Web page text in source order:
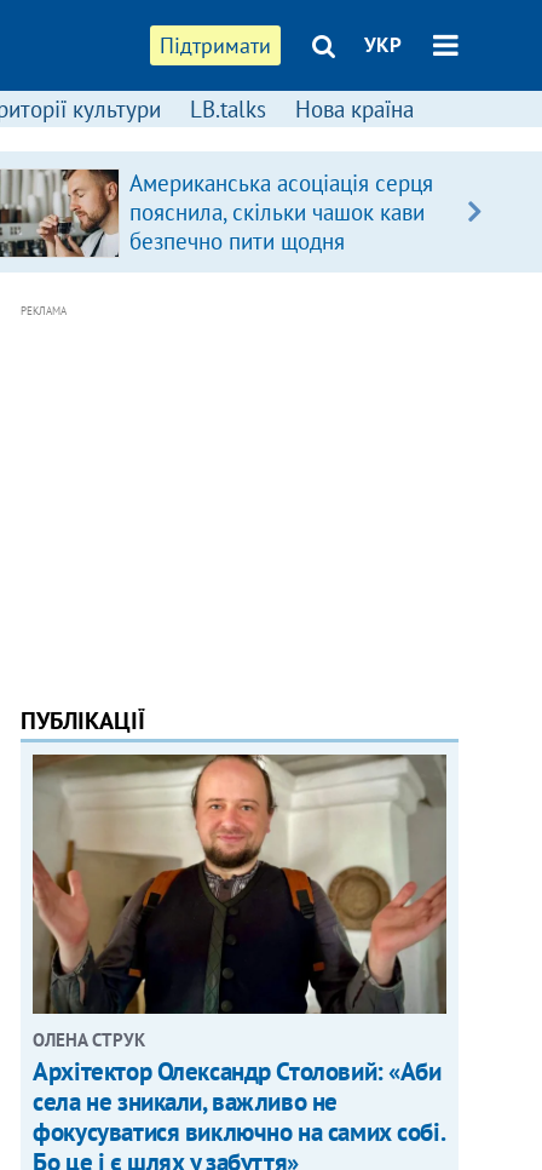
Підтримати УКР
культури LB.talks Нова країна
Американська асоціація серця
пояснила, скільки чашок кави
безпечно пити щодня
РЕКЛАМА
ПУБЛІКАЦІЇ
ОЛЕНА СТРУК
Архітектор Олександр Столовий: «Аби
села не зникали, важливо не
фокусуватися виключно на самих собі.
Бо це і є шлях у забуття»